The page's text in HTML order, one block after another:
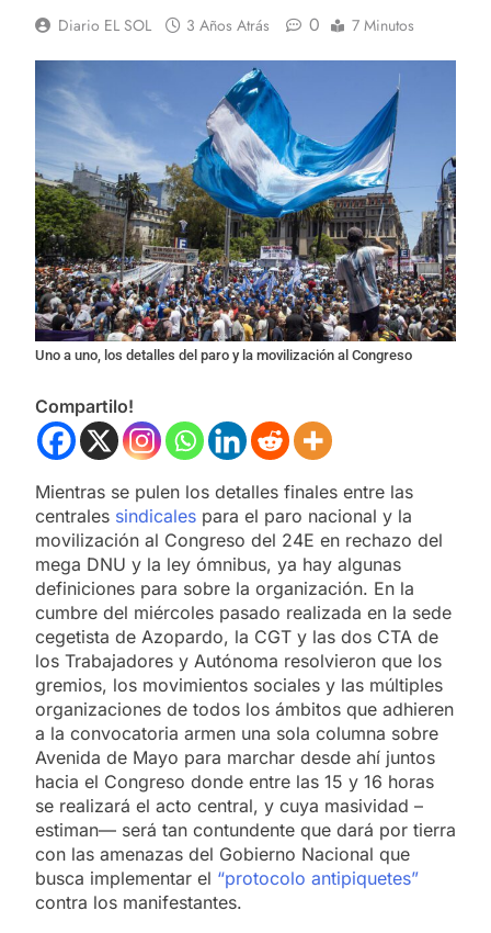
Diario EL SOL 3 Años Atrás 0 7 Minutos
Uno a uno, los detalles del paro y la movilización al Congreso
Compartilo!
Mientras se pulen los detalles finales entre las
centrales sindicales para el paro nacional y la
movilización al Congreso del 24E en rechazo del
mega DNU y la ley ómnibus, ya hay algunas
definiciones para sobre la organización. En la
cumbre del miércoles pasado realizada en la sede
cegetista de Azopardo, la CGT y las dos CTA de
los Trabajadores y Autónoma resolvieron que los
gremios, los movimientos sociales y las múltiples
organizaciones de todos los ámbitos que adhieren
a la convocatoria armen una sola columna sobre
Avenida de Mayo para marchar desde ahí juntos
hacia el Congreso donde entre las 15 y 16 horas
se realizará el acto central, y cuya masividad –
estiman— será tan contundente que dará por tierra
con las amenazas del Gobierno Nacional que
busca implementar el “protocolo antipiquetes”
contra los manifestantes.